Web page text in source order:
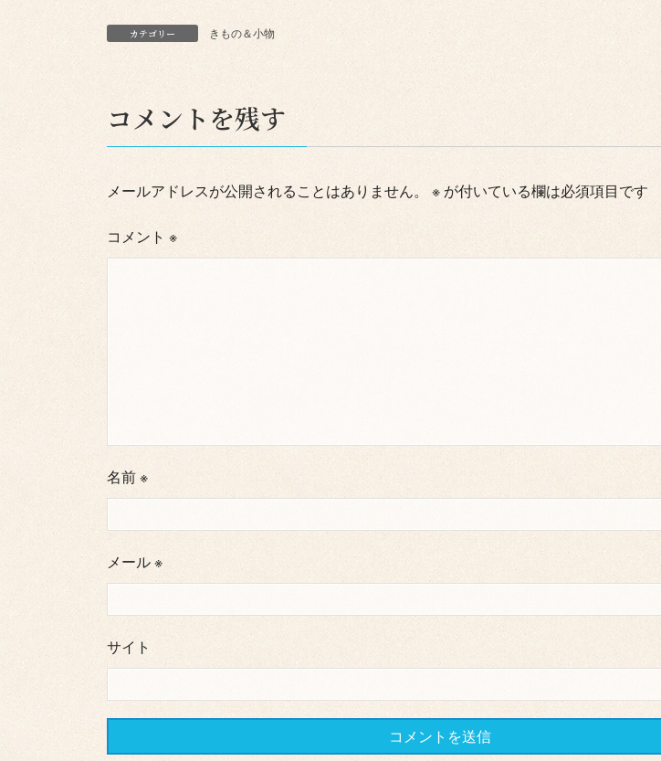
カテゴリー きもの＆小物
コメントを残す
メールアドレスが公開されることはありません。 ※ が付いている欄は必須項目です
コメント ※
名前※
メール※
サイト